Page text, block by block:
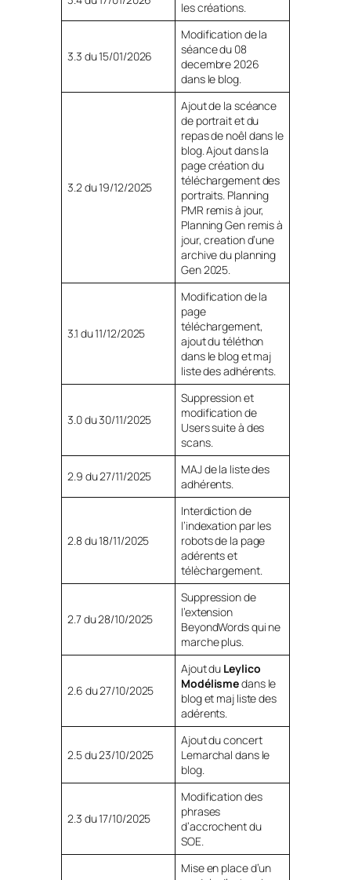
les créations.
3.3 du 15/01/2026
Modification de la
séance du 08
decembre 2026
dans le blog.
3.2 du 19/12/2025
Ajout de la scéance
de portrait et du
repas de noêl dans le
blog. Ajout dans la
page création du
téléchargement des
portraits. Planning
PMR remis à jour,
Planning Gen remis à
jour, creation d’une
archive du planning
Gen 2025.
3.1 du 11/12/2025
Modification de la
page
téléchargement,
ajout du téléthon
dans le blog et maj
liste des adhérents.
3.0 du 30/11/2025
Suppression et
modification de
Users suite à des
scans.
2.9 du 27/11/2025
MAJ de la liste des
adhérents.
2.8 du 18/11/2025
Interdiction de
l’indexation par les
robots de la page
adérents et
télèchargement.
2.7 du 28/10/2025
Suppression de
l’extension
BeyondWords qui ne
marche plus.
2.6 du 27/10/2025
Ajout du Leylico
Modélismedans le
blog et maj liste des
adérents.
2.5 du 23/10/2025
Ajout du concert
Lemarchal dans le
blog.
2.3 du 17/10/2025
Modification des
phrases
d’accrochent du
SOE.
Mise en place d’un